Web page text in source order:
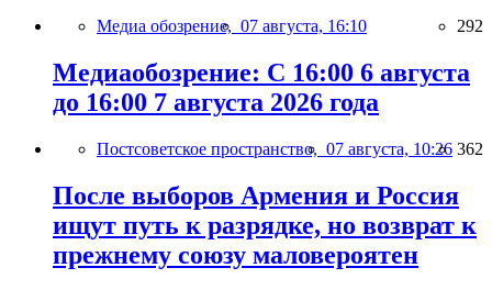
Медиа обозрение, 07 августа, 16:10 292
Медиаобозрение: С 16:00 6 августа
до 16:00 7 августа 2026 года
Постсоветское пространство, 07 августа, 10:26 362
После выборов Армения и Россия
ищут путь к разрядке, но возврат к
прежнему союзу маловероятен